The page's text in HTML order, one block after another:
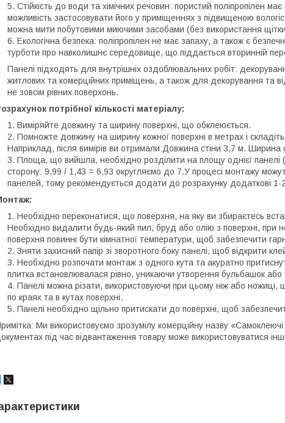
Стійкість до води та хімічних речовин: пористий поліпропілен
можливість застосовувати його у приміщеннях з підвищеною
можна мити побутовими миючими засобами (без використання
Екологічна безпека: поліпропілен не має запаху, а також є
турботи про навколишнє середовище, що піддається вторинній
Панелі підходять для внутрішніх оздоблювальних робіт:
житлових та комерційних приміщень, а також для декорування та
не зовсім рівних поверхонь.
потрібної кількості матеріалу:
Виміряйте довжину та ширину поверхні, що обклеюється.
Помножте довжину на ширину кожної поверхні в метрах і
Наприклад, після вимірів ви отримали:Довжина стіни 3,7 м. Ширина
Площа, що вийшла, необхідно розділити на площу однієї панелі
сторону: 9,99 / 1,43 = 6,93 округляємо до 7.У процесі монтажу
панелей, тому рекомендується додати до розрахунку додаткові 1-
Необхідно переконатися, що поверхня, на яку ви збираєтесь
Необхідно видалити будь-який пил, бруд або олію з поверхні, при
поверхня повинні бути кімнатної температури, щоб забезпечити
Зняти захисний папір зі зворотного боку панелі, щоб відкрити
Необхідно розпочати монтаж з одного кута та акуратно
плитка встановлювалася рівно, уникаючи утворення бульбашок
Панелі можна різати, використовуючи при цьому ніж або ножиці,
по краях та в кутах поверхні.
Панелі необхідно щільно притискати до поверхні, щоб
Ми використовуємо зрозумілу комерційну назву
під час відвантаження товару може використовуватися